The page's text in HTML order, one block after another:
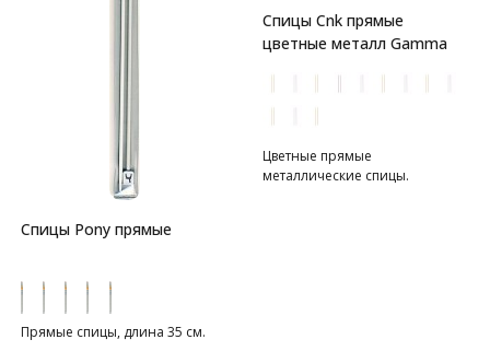
Спицы Pony прямые
Прямые спицы, длина 35 см.
Спицы Cnk прямые
цветные металл Gamma
Цветные прямые
металлические спицы.